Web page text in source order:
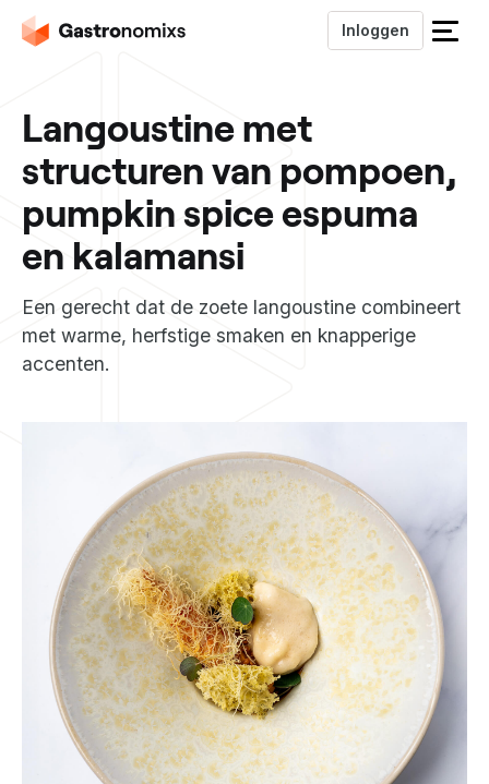
Inloggen
S
h
e
u
Langoustine met
structuren van pompoen,
pumpkin spice espuma
en kalamansi
Een gerecht dat de zoete langoustine combineert
met warme, herfstige smaken en knapperige
accenten.